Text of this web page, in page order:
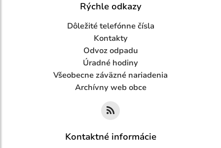
Rýchle odkazy
Dôležité telefónne čísla
Kontakty
Odvoz odpadu
Úradné hodiny
Všeobecne záväzné nariadenia
Archívny web obce
Kontaktné informácie